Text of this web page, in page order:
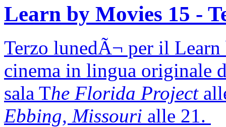
Learn by Movies 15 -
Terzo lunedÃ¬ per il
cinema in lingua
sala The Florida Project
Ebbing, Missouri alle 21.